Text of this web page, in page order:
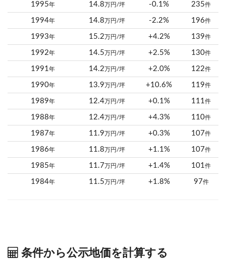
1995年 14.8万円/坪 -0.1% 235件
1994年 14.8万円/坪 -2.2% 196件
1993年 15.2万円/坪 +4.2% 139件
1992年 14.5万円/坪 +2.5% 130件
1991年 14.2万円/坪 +2.0% 122件
1990年 13.9万円/坪 +10.6% 119件
1989年 12.4万円/坪 +0.1% 111件
1988年 12.4万円/坪 +4.3% 110件
1987年 11.9万円/坪 +0.3% 107件
1986年 11.8万円/坪 +1.1% 107件
1985年 11.7万円/坪 +1.4% 101件
1984年 11.5万円/坪 +1.8% 97件
条件から公示地価を計算する